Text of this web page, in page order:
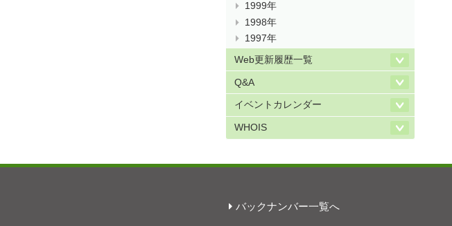
1999年
1998年
1997年
Web更新履歴一覧
Q&A
イベントカレンダー
WHOIS
バックナンバー一覧へ